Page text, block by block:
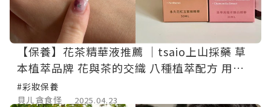
【保養】花茶精華液推薦 ｜tsaio上山採藥 草
本植萃品牌 花與茶的交織 八種植萃配方 用花
茶精華液保養你的臉部肌膚！
#彩妝保養
貝ㄦ貪食怪
2025.04.23